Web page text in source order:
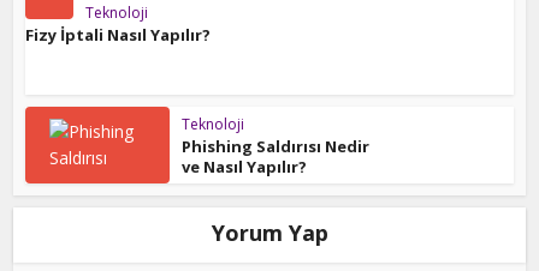
Teknoloji
Fizy İptali Nasıl Yapılır?
Teknoloji
Phishing Saldırısı Nedir
ve Nasıl Yapılır?
Yorum Yap